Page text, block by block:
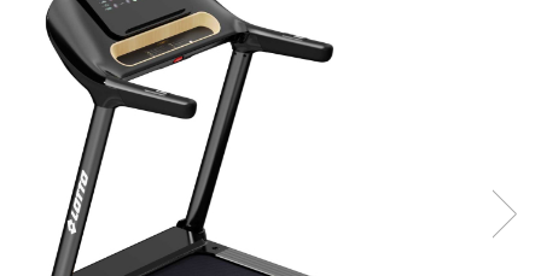
Accesorii inot
Genti si rucsacuri
Tricouri, pantaloni, bluze
Costume profesionale inot